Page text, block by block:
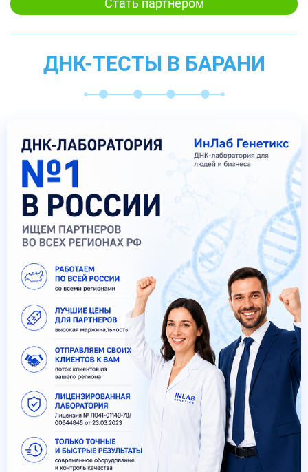
Стать партнером
ДНК-ТЕСТЫ В БАРАНИ